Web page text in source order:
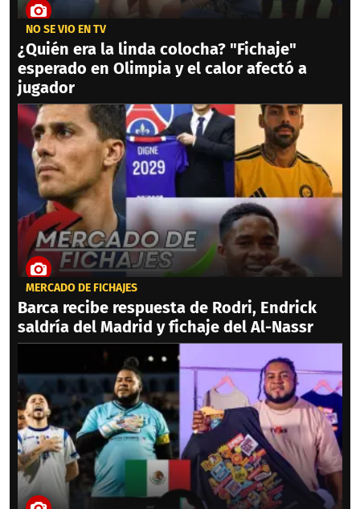
NO SE VIO EN TV
¿Quién era la linda colocha? "Fichaje"
esperado en Olimpia y el calor afectó a
jugador
MERCADO DE FICHAJES
Barca recibe respuesta de Rodri, Endrick
saldría del Madrid y fichaje del Al-Nassr